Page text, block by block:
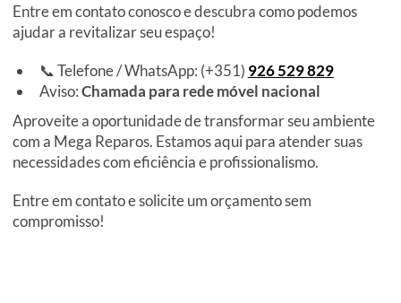
Entre em contato conosco e descubra como podemos
ajudar a revitalizar seu espaço!
📞 Telefone / WhatsApp: (+351) 926 529 829
Aviso:Chamada para rede móvel nacional
Aproveite a oportunidade de transformar seu ambiente
com a Mega Reparos. Estamos aqui para atender suas
necessidades com eficiência e profissionalismo.
Entre em contato e solicite um orçamento sem
compromisso!